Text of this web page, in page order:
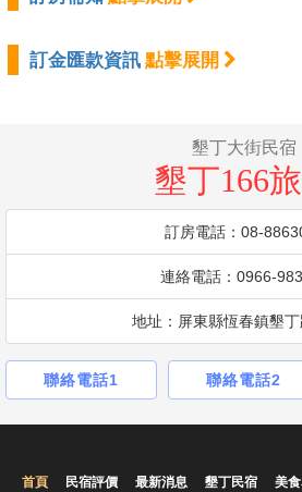
訂金匯款資訊 點擊展開
墾丁大街民宿
墾丁166
訂房電話：08-
連絡電話：0966-
地址：屏東縣恆春鎮墾
聯絡電話1 聯絡電話2
首頁 民宿評價 最新消息 墾丁民宿 美